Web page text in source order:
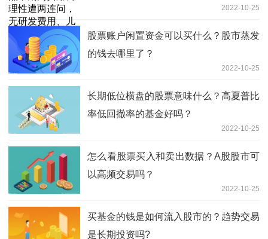
2022-10-25
股票账户闲置资金可以买什么？股市蒸发
的钱去哪里了？
2022-10-25
长期低位横盘的股票意味什么？高夏普比
率低回撤率的基金好吗？
2022-10-25
怎么看股票买入和卖出数据？A股股市可
以高频交易吗？
2022-10-25
买基金的钱是如何流入股市的？趋势交易
是长期投资吗?